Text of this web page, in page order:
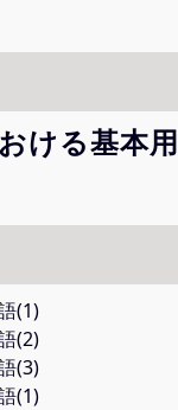
ける基本用
(1)
(2)
(3)
(1)